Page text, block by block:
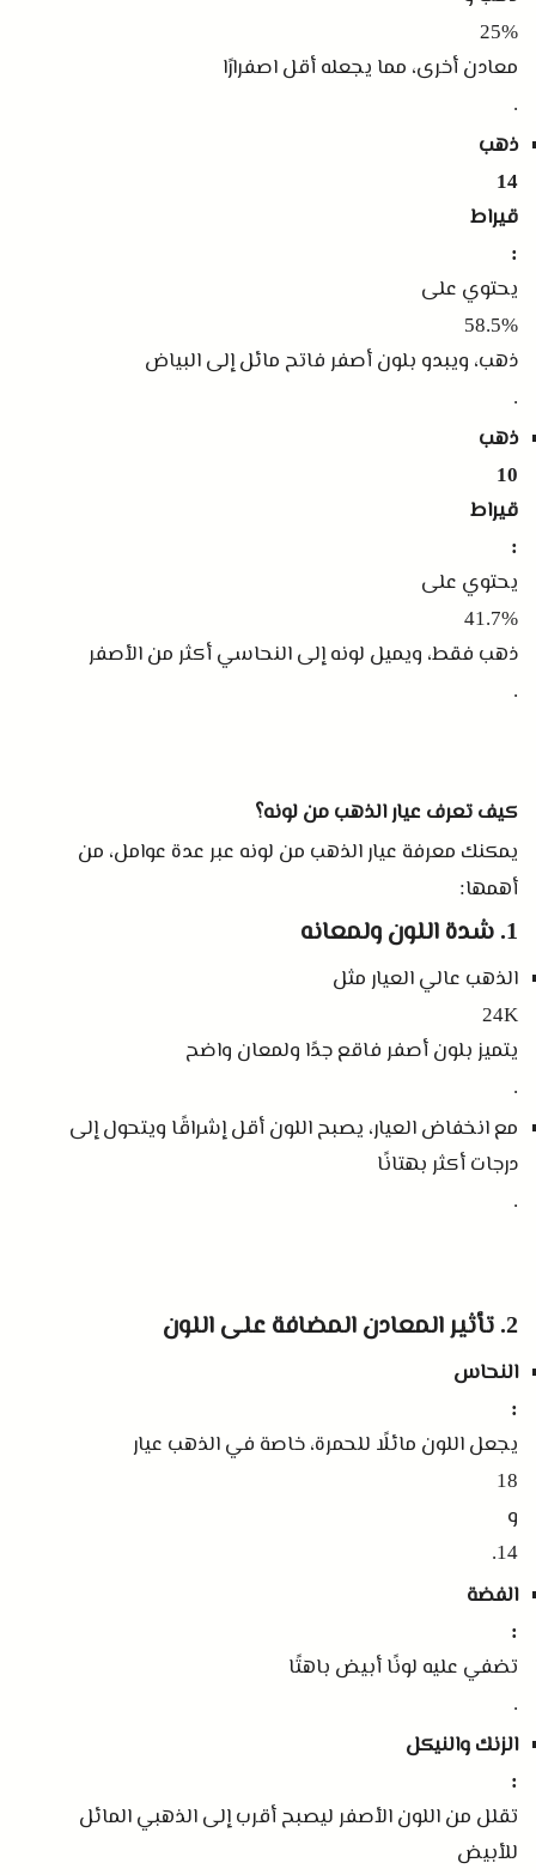
25%
معادن أخرى، مما يجعله أقل اصفرارًا
.
ذهب
14
قيراط
:
يحتوي على
58.5%
ذهب، ويبدو بلون أصفر فاتح مائل إلى البياض
.
ذهب
10
قيراط
:
يحتوي على
41.7%
ذهب فقط، ويميل لونه إلى النحاسي أكثر من الأصفر
.
كيف تعرف عيار الذهب من لونه؟
يمكنك معرفة عيار الذهب من لونه عبر عدة عوامل، من
أهمها:
1. شدة اللون ولمعانه
الذهب عالي العيار مثل
24K
يتميز بلون أصفر فاقع جدًا ولمعان واضح
.
مع انخفاض العيار، يصبح اللون أقل إشراقًا ويتحول إلى
درجات أكثر بهتانًا
.
2. تأثير المعادن المضافة على اللون
النحاس
:
يجعل اللون مائلًا للحمرة، خاصة في الذهب عيار
18
و
14.
الفضة
:
تضفي عليه لونًا أبيض باهتًا
.
الزنك والنيكل
:
تقلل من اللون الأصفر ليصبح أقرب إلى الذهبي المائل
للأبيض